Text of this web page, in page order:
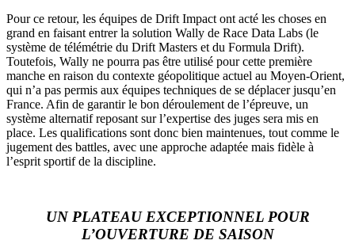
Pour ce retour, les équipes de Drift Impact ont acté les choses en
grand en faisant entrer la solution Wally de Race Data Labs (le
système de télémétrie du Drift Masters et du Formula Drift).
Toutefois, Wally ne pourra pas être utilisé pour cette première
manche en raison du contexte géopolitique actuel au Moyen-Orient,
qui n’a pas permis aux équipes techniques de se déplacer jusqu’en
France. Afin de garantir le bon déroulement de l’épreuve, un
système alternatif reposant sur l’expertise des juges sera mis en
place. Les qualifications sont donc bien maintenues, tout comme le
jugement des battles, avec une approche adaptée mais fidèle à
l’esprit sportif de la discipline.
UN PLATEAU EXCEPTIONNEL POUR
L’OUVERTURE DE SAISON